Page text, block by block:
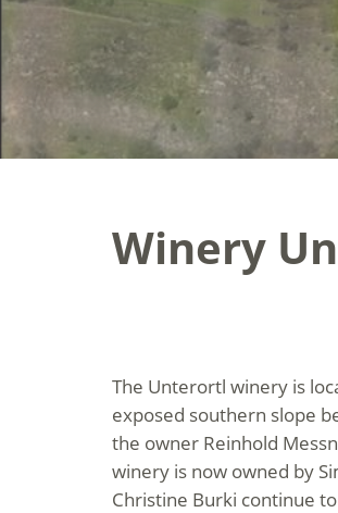
Winery
The Unterortl winery is
exposed southern slope
the owner Reinhold
winery is now owned by
Christine Burki continue